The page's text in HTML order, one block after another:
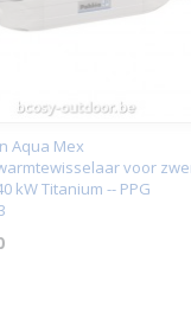
Aqua Mex
voor
kW Titanium -- PPG